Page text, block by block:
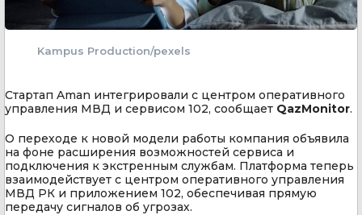
Kampus Production/pexels
Стартап Aman интегрировали с центром оперативного
управления МВД и сервисом 102, сообщает QazMonitor.
О переходе к новой модели работы компания объявила
на фоне расширения возможностей сервиса и
подключения к экстренным службам. Платформа теперь
взаимодействует с центром оперативного управления
МВД РК и приложением 102, обеспечивая прямую
передачу сигналов об угрозах.